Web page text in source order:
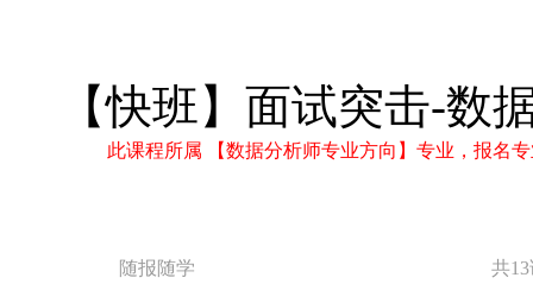
【快班】面试突击-数
此课程所属 【数据分析师专业方向】专业，报名
随报随学
共